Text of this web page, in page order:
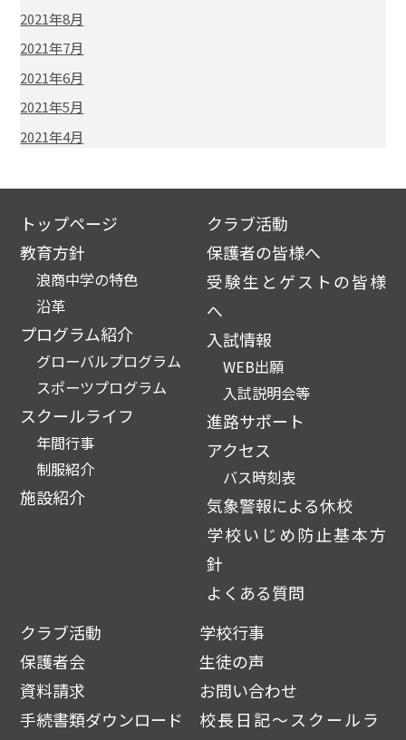
2021年8月
2021年7月
2021年6月
2021年5月
2021年4月
トップページ
教育方針
浪商中学の特色
沿革
プログラム紹介
グローバルプログラム
スポーツプログラム
スクールライフ
年間行事
制服紹介
施設紹介
クラブ活動
保護者の皆様へ
受験生とゲストの皆様
へ
入試情報
WEB出願
入試説明会等
進路サポート
アクセス
バス時刻表
気象警報による休校
学校いじめ防止基本方
針
よくある質問
クラブ活動
学校行事
保護者会
生徒の声
資料請求
お問い合わせ
手続書類ダウンロード
校長日記～スクールラ